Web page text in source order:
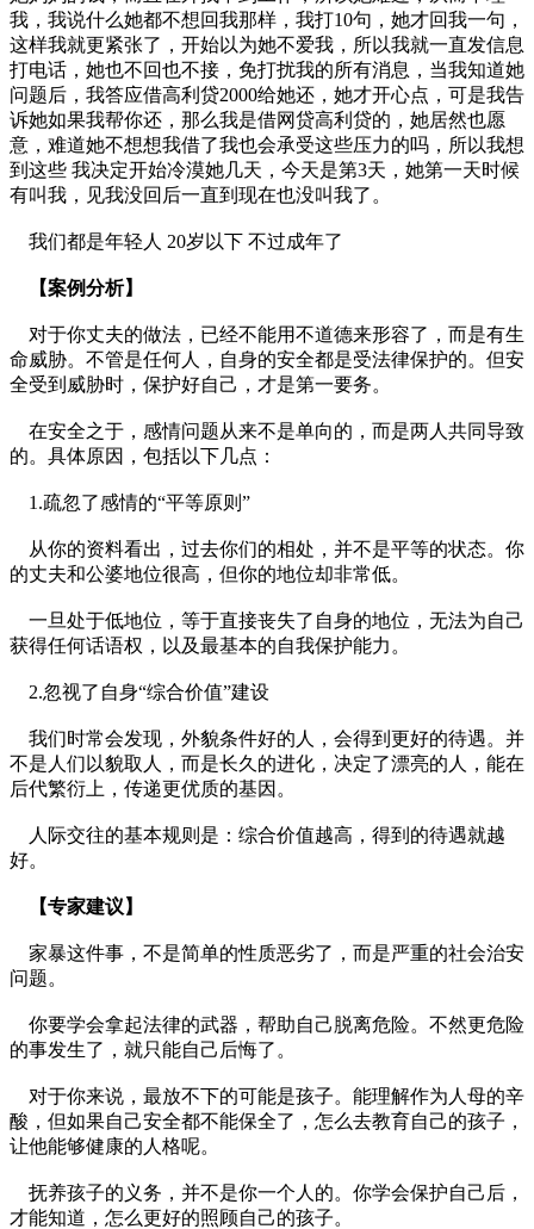
我，我说什么她都不想回我那样，我打10句，她才回我一句，
这样我就更紧张了，开始以为她不爱我，所以我就一直发信息
打电话，她也不回也不接，免打扰我的所有消息，当我知道她
问题后，我答应借高利贷2000给她还，她才开心点，可是我告
诉她如果我帮你还，那么我是借网贷高利贷的，她居然也愿
意，难道她不想想我借了我也会承受这些压力的吗，所以我想
到这些 我决定开始冷漠她几天，今天是第3天，她第一天时候
有叫我，见我没回后一直到现在也没叫我了。
我们都是年轻人 20岁以下 不过成年了
【案例分析】
对于你丈夫的做法，已经不能用不道德来形容了，而是有生
命威胁。不管是任何人，自身的安全都是受法律保护的。但安
全受到威胁时，保护好自己，才是第一要务。
在安全之于，感情问题从来不是单向的，而是两人共同导致
的。具体原因，包括以下几点：
1.疏忽了感情的“平等原则”
从你的资料看出，过去你们的相处，并不是平等的状态。你
的丈夫和公婆地位很高，但你的地位却非常低。
一旦处于低地位，等于直接丧失了自身的地位，无法为自己
获得任何话语权，以及最基本的自我保护能力。
2.忽视了自身“综合价值”建设
我们时常会发现，外貌条件好的人，会得到更好的待遇。并
不是人们以貌取人，而是长久的进化，决定了漂亮的人，能在
后代繁衍上，传递更优质的基因。
人际交往的基本规则是：综合价值越高，得到的待遇就越
好。
【专家建议】
家暴这件事，不是简单的性质恶劣了，而是严重的社会治安
问题。
你要学会拿起法律的武器，帮助自己脱离危险。不然更危险
的事发生了，就只能自己后悔了。
对于你来说，最放不下的可能是孩子。能理解作为人母的辛
酸，但如果自己安全都不能保全了，怎么去教育自己的孩子，
让他能够健康的人格呢。
抚养孩子的义务，并不是你一个人的。你学会保护自己后，
才能知道，怎么更好的照顾自己的孩子。